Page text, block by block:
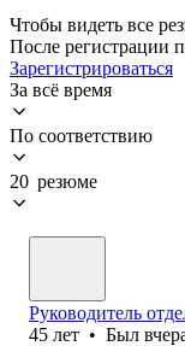
Чтобы видеть все
После регистрации
Зарегистрироваться
За всё время
По соответствию
20 резюме
Руководитель
45 лет • Был